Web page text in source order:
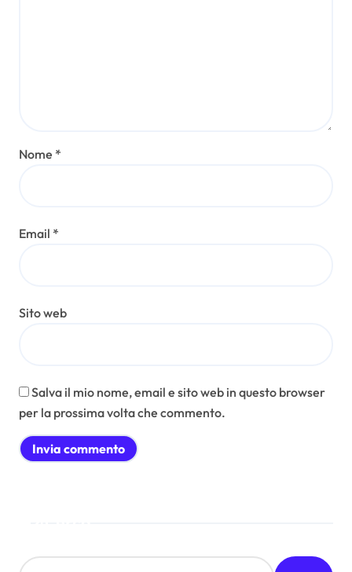
Nome *
Email *
Sito web
Salva il mio nome, email e sito web in questo browser
per la prossima volta che commento.